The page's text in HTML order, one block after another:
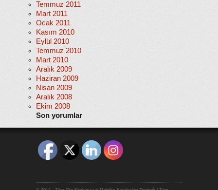
Temmuz 2011
Mart 2011
Ocak 2011
Kasım 2010
Eylül 2010
Temmuz 2010
Mart 2010
Aralık 2009
Haziran 2009
Nisan 2009
Aralık 2008
Ekim 2008
Son yorumlar